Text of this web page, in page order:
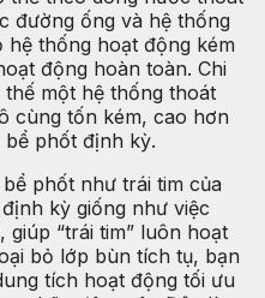
đường ống và hệ thống
hệ thống hoạt động kém
động hoàn toàn. Chi
một hệ thống thoát
cùng tốn kém, cao hơn
phốt định kỳ.
phốt như trái tim của
kỳ giống như việc
“trái tim” luôn hoạt
bỏ lớp bùn tích tụ, bạn
tích hoạt động tối ưu